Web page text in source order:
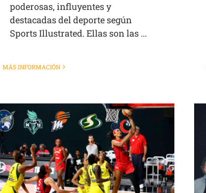
poderosas, influyentes y
destacadas del deporte según
Sports Illustrated. Ellas son las ...
MÁS INFORMACIÓN